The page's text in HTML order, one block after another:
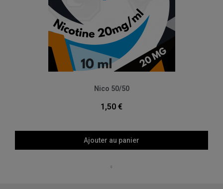
Nico 50/50
1,50 €
Ajouter au panier